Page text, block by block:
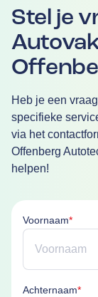
Stel je
Heb je een
specifieke
via het
Offenberg
helpen!
Voornaam*
Achternaam*